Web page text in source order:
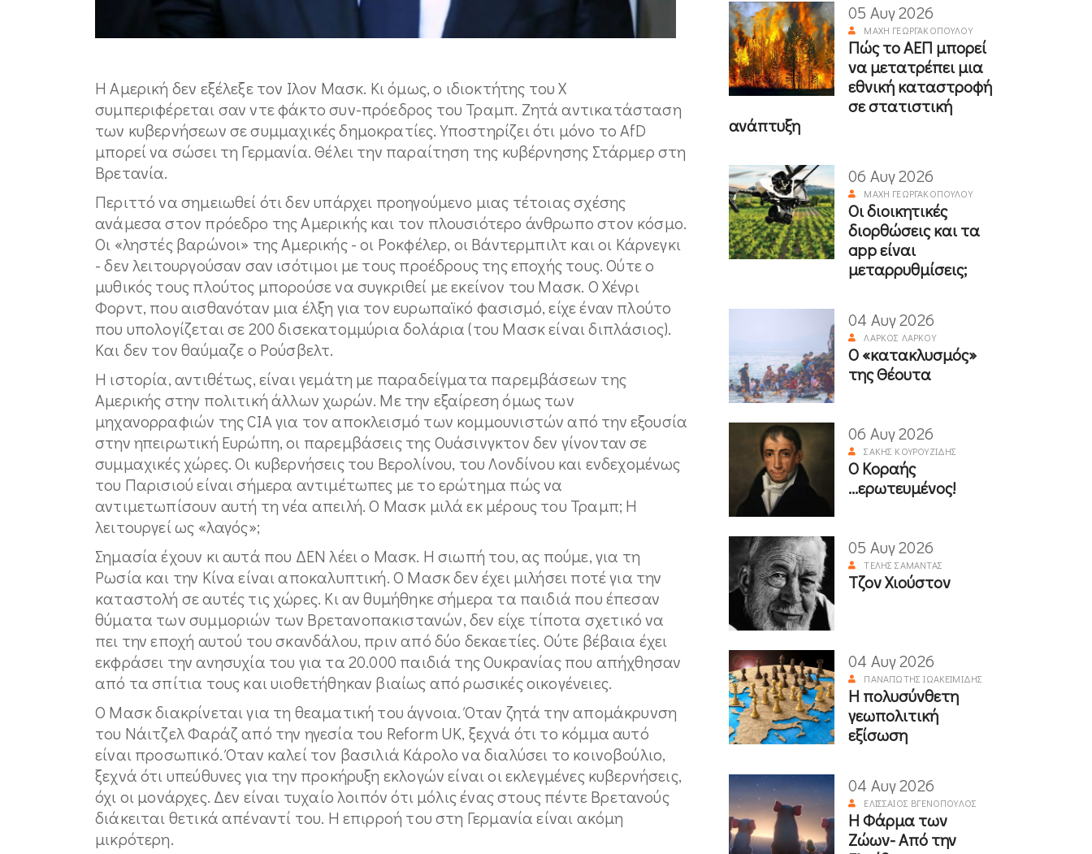
Η Αμερική δεν εξέλεξε τον Ιλον Μασκ. Κι όμως, ο ιδιοκτήτης του Χ
συμπεριφέρεται σαν ντε φάκτο συν-πρόεδρος του Τραμπ. Ζητά αντικατάσταση
των κυβερνήσεων σε συμμαχικές δημοκρατίες. Υποστηρίζει ότι μόνο το ΑfD
μπορεί να σώσει τη Γερμανία. Θέλει την παραίτηση της κυβέρνησης Στάρμερ στη
Βρετανία.
Περιττό να σημειωθεί ότι δεν υπάρχει προηγούμενο μιας τέτοιας σχέσης
ανάμεσα στον πρόεδρο της Αμερικής και τον πλουσιότερο άνθρωπο στον κόσμο.
Οι «ληστές βαρώνοι» της Αμερικής - οι Ροκφέλερ, οι Βάντερμπιλτ και οι Κάρνεγκι
- δεν λειτουργούσαν σαν ισότιμοι με τους προέδρους της εποχής τους. Ούτε ο
μυθικός τους πλούτος μπορούσε να συγκριθεί με εκείνον του Μασκ. Ο Χένρι
Φορντ, που αισθανόταν μια έλξη για τον ευρωπαϊκό φασισμό, είχε έναν πλούτο
που υπολογίζεται σε 200 δισεκατομμύρια δολάρια (του Μασκ είναι διπλάσιος).
Και δεν τον θαύμαζε ο Ρούσβελτ.
Η ιστορία, αντιθέτως, είναι γεμάτη με παραδείγματα παρεμβάσεων της
Αμερικής στην πολιτική άλλων χωρών. Με την εξαίρεση όμως των
μηχανορραφιών της CIA για τον αποκλεισμό των κομμουνιστών από την εξουσία
στην ηπειρωτική Ευρώπη, οι παρεμβάσεις της Ουάσινγκτον δεν γίνονταν σε
συμμαχικές χώρες. Οι κυβερνήσεις του Βερολίνου, του Λονδίνου και ενδεχομένως
του Παρισιού είναι σήμερα αντιμέτωπες με το ερώτημα πώς να
αντιμετωπίσουν αυτή τη νέα απειλή. Ο Μασκ μιλά εκ μέρους του Τραμπ; Η
λειτουργεί ως «λαγός»;
Σημασία έχουν κι αυτά που ΔΕΝ λέει ο Μασκ. Η σιωπή του, ας πούμε, για τη
Ρωσία και την Κίνα είναι αποκαλυπτική. Ο Μασκ δεν έχει μιλήσει ποτέ για την
καταστολή σε αυτές τις χώρες. Κι αν θυμήθηκε σήμερα τα παιδιά που έπεσαν
θύματα των συμμοριών των Βρετανοπακιστανών, δεν είχε τίποτα σχετικό να
πει την εποχή αυτού του σκανδάλου, πριν από δύο δεκαετίες. Ούτε βέβαια έχει
εκφράσει την ανησυχία του για τα 20.000 παιδιά της Ουκρανίας που απήχθησαν
από τα σπίτια τους και υιοθετήθηκαν βιαίως από ρωσικές οικογένειες.
Ο Μασκ διακρίνεται για τη θεαματική του άγνοια. Όταν ζητά την απομάκρυνση
του Νάιτζελ Φαράζ από την ηγεσία του Reform UK, ξεχνά ότι το κόμμα αυτό
είναι προσωπικό. Όταν καλεί τον βασιλιά Κάρολο να διαλύσει το κοινοβούλιο,
ξεχνά ότι υπεύθυνες για την προκήρυξη εκλογών είναι οι εκλεγμένες κυβερνήσεις,
όχι οι μονάρχες. Δεν είναι τυχαίο λοιπόν ότι μόλις ένας στους πέντε Βρετανούς
διάκειται θετικά απέναντί του. Η επιρροή του στη Γερμανία είναι ακόμη
μικρότερη.
05 Αυγ 2026
ΜΆΧΗ ΓΕΩΡΓΑΚΟΠΟΎΛΟΥ
Πώς το ΑΕΠ μπορεί
να μετατρέπει μια
εθνική καταστροφή
σε στατιστική
ανάπτυξη
06 Αυγ 2026
ΜΆΧΗ ΓΕΩΡΓΑΚΟΠΟΎΛΟΥ
Οι διοικητικές
διορθώσεις και τα
app είναι
μεταρρυθμίσεις;
04 Αυγ 2026
ΛΆΡΚΟΣ ΛΆΡΚΟΥ
Ο «κατακλυσμός»
της Θέουτα
06 Αυγ 2026
ΣΆΚΗΣ ΚΟΥΡΟΥΖΊΔΗΣ
Ο Κοραής
...ερωτευμένος!
05 Αυγ 2026
ΤΈΛΗΣ ΣΑΜΑΝΤΆΣ
Τζον Χιούστον
04 Αυγ 2026
ΠΑΝΑΓΙΏΤΗΣ ΙΩΑΚΕΙΜΊΔΗΣ
Η πολυσύνθετη
γεωπολιτική
εξίσωση
04 Αυγ 2026
ΕΛΙΣΣΑΊΟΣ ΒΓΕΝΌΠΟΥΛΟΣ
Η Φάρμα των
Ζώων- Από την